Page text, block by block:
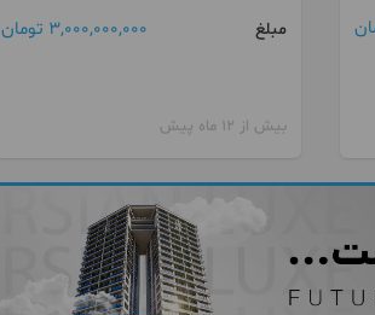
مبلغ 3,000,000,000 تومان
بیش از 12 ماه پیش